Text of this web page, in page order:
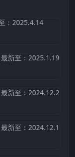
：2025.4.14
新至：2025.1.19
新至：2024.12.2
新至：2024.12.1